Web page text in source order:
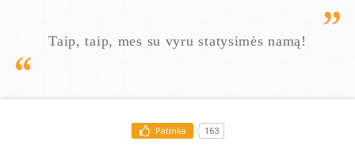
Taip, taip, mes su vyru statysimės namą!
Patinka 163